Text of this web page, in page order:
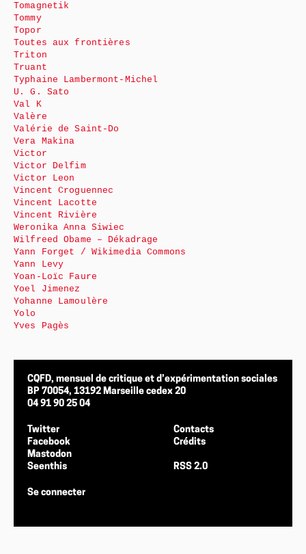
Tomagnetik
Tommy
Topor
Toutes aux frontières
Triton
Truant
Typhaine Lambermont-Michel
U. G. Sato
Val K
Valère
Valérie de Saint-Do
Vera Makina
Victor
Victor Delfim
Victor Leon
Vincent Croguennec
Vincent Lacotte
Vincent Rivière
Weronika Anna Siwiec
Wilfreed Obame – Dékadrage
Yann Forget / Wikimedia Commons
Yann Levy
Yoan-Loïc Faure
Yoel Jimenez
Yohanne Lamoulère
Yolo
Yves Pagès
CQFD, mensuel de critique et d’expérimentation sociales
BP 70054, 13192 Marseille cedex 20
04 91 90 25 04
Twitter
Facebook
Mastodon
Seenthis
Contacts
Crédits
RSS 2.0
Se connecter